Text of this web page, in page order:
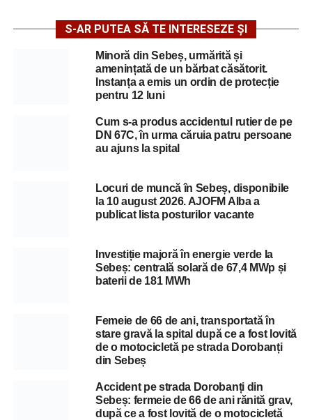
S-AR PUTEA SĂ TE INTERESEZE ȘI
Minoră din Sebeș, urmărită și
amenințată de un bărbat căsătorit.
Instanța a emis un ordin de protecție
pentru 12 luni
Cum s-a produs accidentul rutier de pe
DN 67C, în urma căruia patru persoane
au ajuns la spital
Locuri de muncă în Sebeș, disponibile
la 10 august 2026. AJOFM Alba a
publicat lista posturilor vacante
Investiție majoră în energie verde la
Sebeș: centrală solară de 67,4 MWp și
baterii de 181 MWh
Femeie de 66 de ani, transportată în
stare gravă la spital după ce a fost lovită
de o motocicletă pe strada Dorobanți
din Sebeș
Accident pe strada Dorobanți din
Sebeș: fermeie de 66 de ani rănită grav,
după ce a fost lovită de o motocicletă